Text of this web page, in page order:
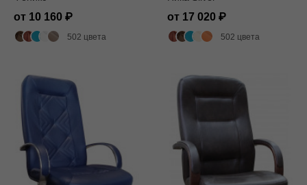
от 10 160
502 цвета
от 17 020
502 цвета